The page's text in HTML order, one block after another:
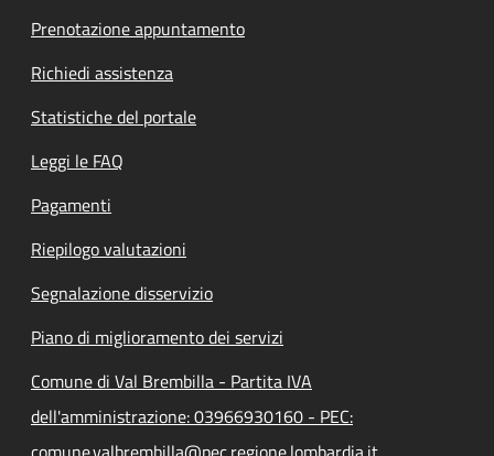
Prenotazione appuntamento
Richiedi assistenza
Statistiche del portale
Leggi le FAQ
Pagamenti
Riepilogo valutazioni
Segnalazione disservizio
Piano di miglioramento dei servizi
Comune di Val Brembilla - Partita IVA
dell'amministrazione: 03966930160 - PEC: